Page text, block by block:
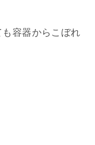
容器からこぼれ